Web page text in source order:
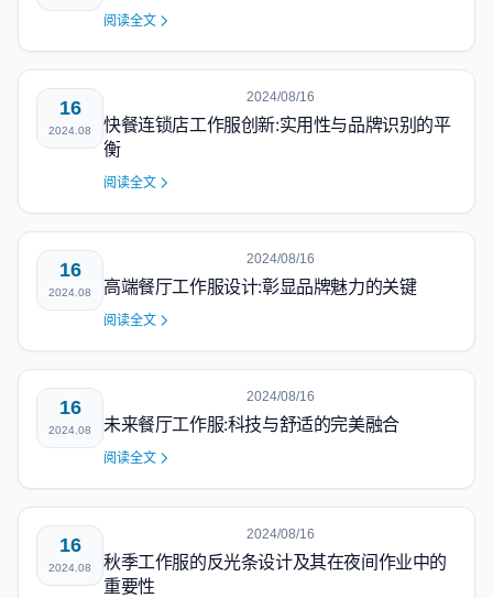
阅读全文
16
2024.08
2024/08/16
快餐连锁店工作服创新:实用性与品牌识别的平
衡
阅读全文
16
2024.08
2024/08/16
高端餐厅工作服设计:彰显品牌魅力的关键
阅读全文
16
2024.08
2024/08/16
未来餐厅工作服:科技与舒适的完美融合
阅读全文
16
2024.08
2024/08/16
秋季工作服的反光条设计及其在夜间作业中的
重要性